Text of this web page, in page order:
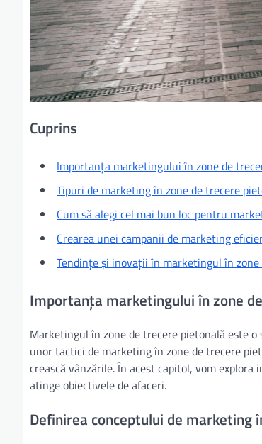
Cuprins
Importanța marketingului în zone de
Tipuri de marketing în zone de trecere
Cum să alegi cel mai bun loc pentru
Crearea unei campanii de marketing
Tendințe și inovații în marketingul în
Importanța marketingului în zone
Marketingul în zone de trecere pietonală este
unor tactici de marketing în zone de trecere
crească vânzările. În acest capitol, vom
atinge obiectivele de afaceri.
Definirea conceptului de marketing